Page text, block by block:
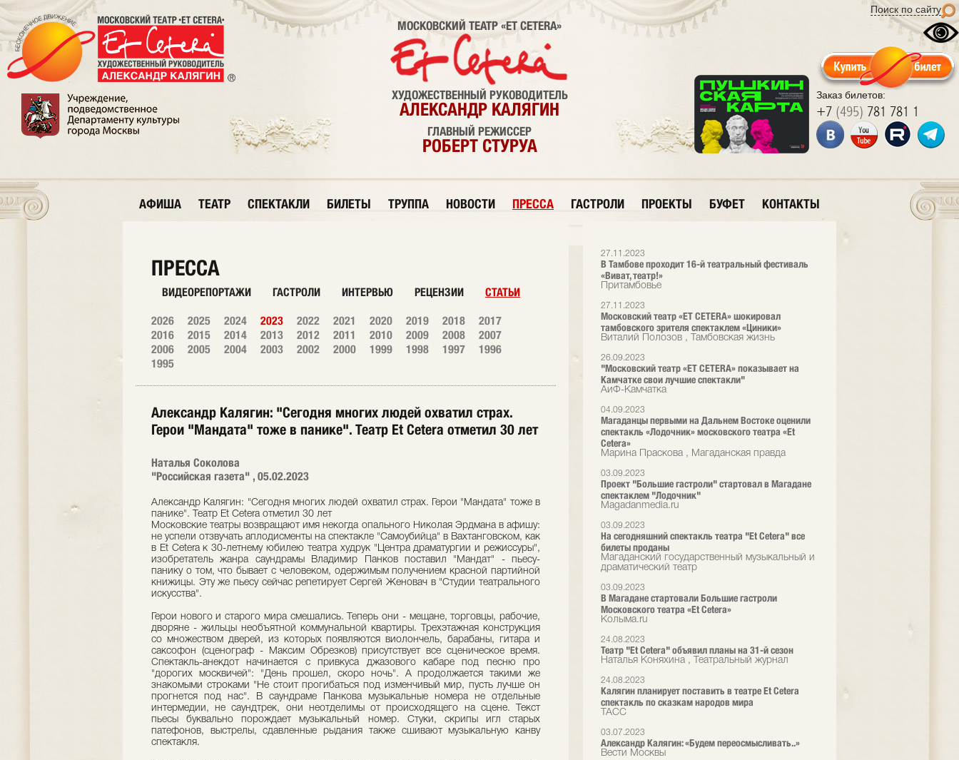
Поиск по сайту
Заказ билетов:
+7 (495) 781 781 1
МОСКОВСКИЙ ТЕАТР «ET CETERA»
ХУДОЖЕСТВЕННЫЙ РУКОВОДИТЕЛЬ
АЛЕКСАНДР КАЛЯГИН
ГЛАВНЫЙ РЕЖИССЕР
РОБЕРТ СТУРУА
АФИША ТЕАТР СПЕКТАКЛИ БИЛЕТЫ ТРУППА НОВОСТИ ПРЕССА ГАСТРОЛИ ПРОЕКТЫ БУФЕТ КОНТАКТЫ
27.11.2023
В Тамбове проходит 16-й театральный фестиваль
«Виват, театр!»
Притамбовье
27.11.2023
Московский театр «ET CETERA» шокировал
тамбовского зрителя спектаклем «Циники»
Виталий Полозов , Тамбовская жизнь
26.09.2023
"Московский театр «ET CETERA» показывает на
Камчатке свои лучшие спектакли"
АиФ-Камчатка
04.09.2023
Магаданцы первыми на Дальнем Востоке оценили
спектакль «Лодочник» московского театра «Et
Cetera»
Марина Праскова , Магаданская правда
03.09.2023
Проект "Большие гастроли" стартовал в Магадане
спектаклем "Лодочник"
Magadanmedia.ru
03.09.2023
На сегодняшний спектакль театра "Et Cetera" все
билеты проданы
Магаданский государственный музыкальный и
драматический театр
03.09.2023
В Магадане стартовали Большие гастроли
Московского театра «Et Cetera»
Колыма.ru
24.08.2023
Театр "Et Cetera" объявил планы на 31-й сезон
Наталья Коняхина , Театральный журнал
24.08.2023
Калягин планирует поставить в театре Et Cetera
спектакль по сказкам народов мира
ТАСС
03.07.2023
Александр Калягин: «Будем переосмысливать..»
Вести Москвы
ПРЕССА
ВИДЕОРЕПОРТАЖИ ГАСТРОЛИ ИНТЕРВЬЮ РЕЦЕНЗИИ СТАТЬИ
2026 2025 2024 2023 2022 2021 2020 2019 2018
2017
2016
2015 2014 2013 2012 2011 2010 2009 2008
2007
2006
2005 2004 2003 2002 2000 1999 1998 1997
1996
1995
Александр Калягин: "Сегодня многих людей охватил страх.
Герои "Мандата" тоже в панике". Театр Et Cetera отметил 30 лет
Наталья Соколова
"Российская газета" , 05.02.2023
Александр Калягин: "Сегодня многих людей охватил страх. Герои "Мандата" тоже в
панике". Театр Et Cetera отметил 30 лет
Московские театры возвращают имя некогда опального Николая Эрдмана в афишу:
не успели отзвучать аплодисменты на спектакле "Самоубийца" в Вахтанговском, как
в Et Cetera к 30-летнему юбилею театра худрук "Центра драматургии и режиссуры",
изобретатель жанра саундрамы Владимир Панков поставил "Мандат" - пьесу-
панику о том, что бывает с человеком, одержимым получением красной партийной
книжицы. Эту же пьесу сейчас репетирует Сергей Женовач в "Студии театрального
искусства".
Герои нового и старого мира смешались. Теперь они - мещане, торговцы, рабочие,
дворяне - жильцы необъятной коммунальной квартиры. Трехэтажная конструкция
со множеством дверей, из которых появляются виолончель, барабаны, гитара и
саксофон (сценограф - Максим Обрезков) присутствует все сценическое время.
Спектакль-анекдот начинается с привкуса джазового кабаре под песню про
"дорогих москвичей": "День прошел, скоро ночь". А продолжается такими же
знакомыми строками "Не стоит прогибаться под изменчивый мир, пусть лучше он
прогнется под нас". В саундраме Панкова музыкальные номера не отдельные
интермедии, не саундтрек, они неотделимы от происходящего на сцене. Текст
пьесы буквально порождает музыкальный номер. Стуки, скрипы игл старых
патефонов, выстрелы, сдавленные рыдания также сшивают музыкальную канву
спектакля.